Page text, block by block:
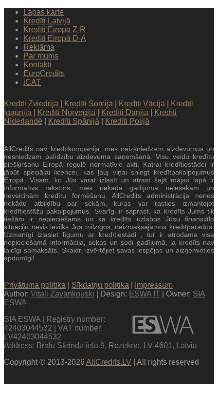
Lapas karte
Kredīti Latvijā
Kredīti Eiropā Z-R
Kredīti Eiropā D-A
Reklāma
Par mums
Kontakti
EuroCredits
iCAT
Kredīti Zviedrijā Kredīti Somijā Kredīti Vācijā
Kredīti
Igaunijā
Kredīti Norvēģijā Kredīti Dānijā
Kredīti
Nīderlandē
Kredīti Spānijā Kredīti Polijā
AllCredits nav kredītkompānija, mēs neizsniedzam aizdevumus un
nesniedzam palīdzību aizdevuma saņemšanā. Visu veidu kredītu
piešķiršanu Eiropā regulē normatīvie akti. Katrai kredītiestādei ir
jābūt speciālai licencei, kas ļauj viņai sniegt kredītpakalpojumus
Eiropā. Visam, ko Jūs varat izlasīt un atrast šajā mājas lapā ir
informatīvs raksturs, mēs nekādā gadījumā neiesakām un
neveicinām kredītu formēšanu. AllCredits administrācija nenes
nekādu atbildību par sekām, kuras var rasties izmantojot
kredītiestāžu pakalpojumus. Svarīgi ir saprast, ka kredīts Jums tik
tiešām ir nepieciešams un ka kredīts uzlabos Jūsu finansiālo
situāciju nevis ievilks Jūs milzīgos, neizmaksājamos kredītparādos.
Uzmanīgi izlasiet līgumu ar kredītiestādi , tur ir atrodama visa
nepieciešamā informācija, sekas un sodi gadījumā, ja kredīts nav
laicīgi samaksāts. Skaidri izvērtējiet savas iespējas un aizņemieties
apdomīgi!
Privātuma politika Sīkdatņu politika
Impressum
Author: Vitali Zayankouski | Design: ESWA IT | Owner: SIA
ESWA
SIA ESWA | Registry number:
42403044532 | VAT number:
LV42403044532
Address: Bralu Skrindu iela 9, Rezekne, LV-4601, Latvia
Copyright © 2013-2026 AllCredits.LV | All rights reserved